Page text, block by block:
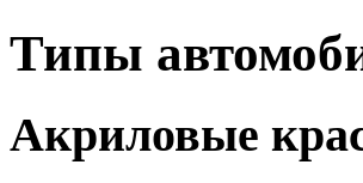
Типы
Акриловые